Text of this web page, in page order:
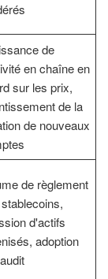
de
en chaîne en
sur les prix,
de la
de nouveaux
de règlement
d'actifs
adoption